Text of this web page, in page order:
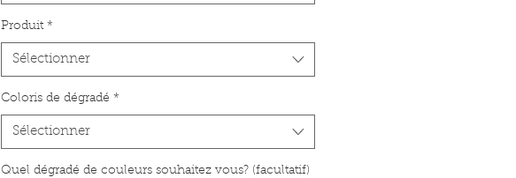
Produit *
Sélectionner
Coloris de dégradé *
Sélectionner
Quel dégradé de couleurs souhaitez vous? (facultatif)